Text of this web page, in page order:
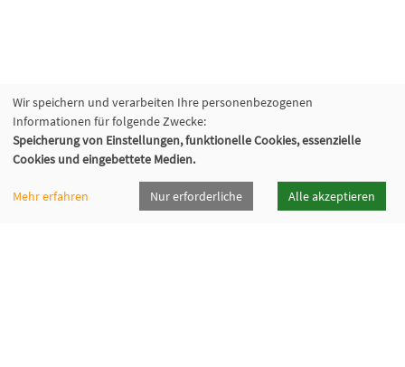
Wir speichern und verarbeiten Ihre personenbezogenen
Informationen für folgende Zwecke:
Speicherung von Einstellungen, funktionelle Cookies, essenzielle
Cookies und eingebettete Medien.
Mehr erfahren Nur erforderliche Alle akzeptieren